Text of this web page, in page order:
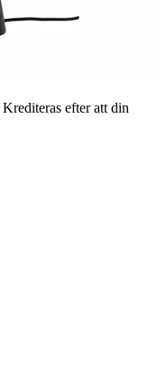
Krediteras efter att din